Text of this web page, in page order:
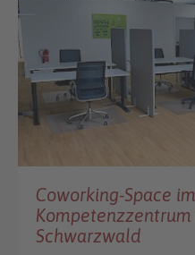
Coworking-Space im
Kompetenzzentrum
Schwarzwald